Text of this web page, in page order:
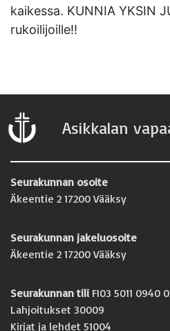
kaikessa. KUNNIA YKSIN
rukoilijoille!!
Asikkalan
Seurakunnan osoite
Äkeentie 2 17200 Vääksy
Seurakunnan jakeluosoite
Äkeentie 2 17200 Vääksy
Seurakunnan tili FI03 5011 0940
Lahjoitukset 30009
Kirjat ja lehdet 51004